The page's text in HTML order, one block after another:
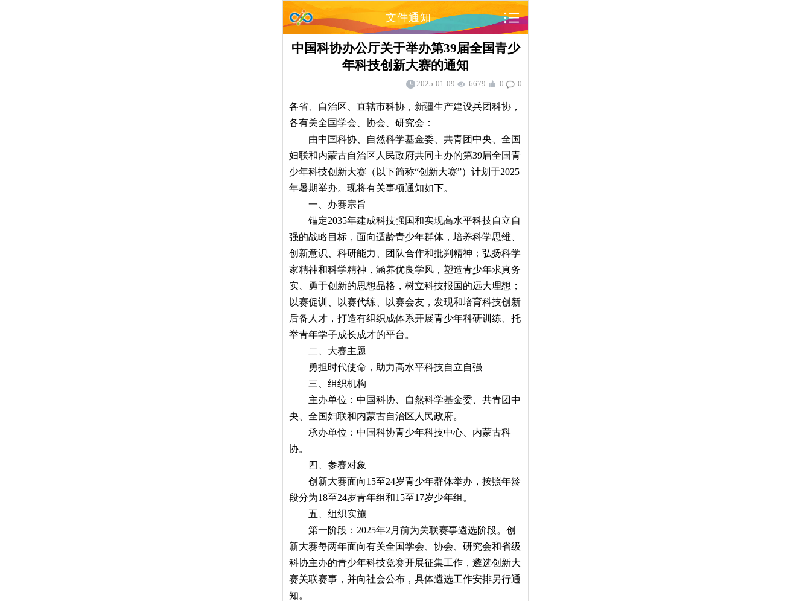
文件通知
中国科协办公厅关于举办第39届全国青少
年科技创新大赛的通知
2025-01-09 6679 0 0
各省、自治区、直辖市科协，新疆生产建设兵团科协，
各有关全国学会、协会、研究会：
由中国科协、自然科学基金委、共青团中央、全国
妇联和内蒙古自治区人民政府共同主办的第39届全国青
少年科技创新大赛（以下简称“创新大赛”）计划于2025
年暑期举办。现将有关事项通知如下。
一、办赛宗旨
锚定2035年建成科技强国和实现高水平科技自立自
强的战略目标，面向适龄青少年群体，培养科学思维、
创新意识、科研能力、团队合作和批判精神；弘扬科学
家精神和科学精神，涵养优良学风，塑造青少年求真务
实、勇于创新的思想品格，树立科技报国的远大理想；
以赛促训、以赛代练、以赛会友，发现和培育科技创新
后备人才，打造有组织成体系开展青少年科研训练、托
举青年学子成长成才的平台。
二、大赛主题
勇担时代使命，助力高水平科技自立自强
三、组织机构
主办单位：中国科协、自然科学基金委、共青团中
央、全国妇联和内蒙古自治区人民政府。
承办单位：中国科协青少年科技中心、内蒙古科
协。
四、参赛对象
创新大赛面向15至24岁青少年群体举办，按照年龄
段分为18至24岁青年组和15至17岁少年组。
五、组织实施
第一阶段：2025年2月前为关联赛事遴选阶段。创
新大赛每两年面向有关全国学会、协会、研究会和省级
科协主办的青少年科技竞赛开展征集工作，遴选创新大
赛关联赛事，并向社会公布，具体遴选工作安排另行通
知。